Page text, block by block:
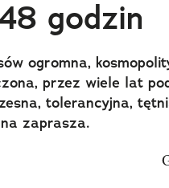
godzin
ogromna,
przez wiele lat
tolerancyjna,
zaprasza.